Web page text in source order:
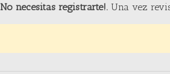
No necesitas registrarte!. Una vez